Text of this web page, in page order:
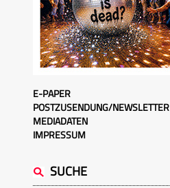
E-PAPER
POSTZUSENDUNG/NEWSLETTER
MEDIADATEN
IMPRESSUM
SUCHE